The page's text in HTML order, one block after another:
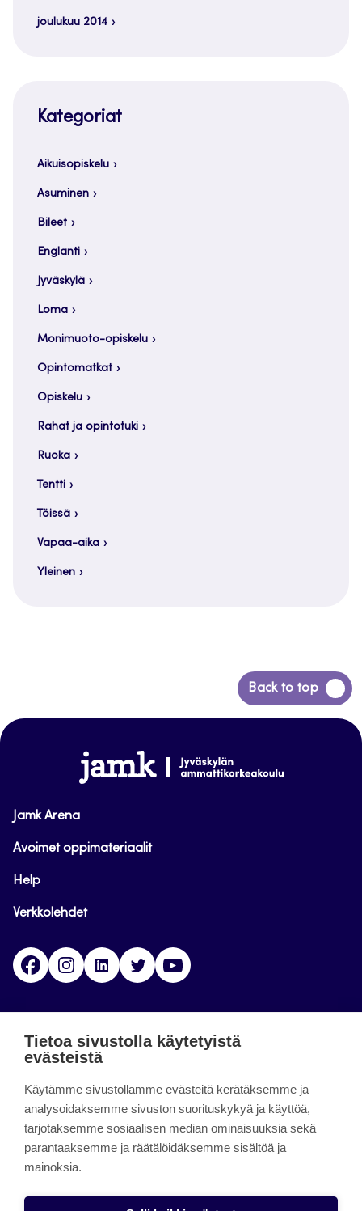
joulukuu 2014
Kategoriat
Aikuisopiskelu
Asuminen
Bileet
Englanti
Jyväskylä
Loma
Monimuoto-opiskelu
Opintomatkat
Opiskelu
Rahat ja opintotuki
Ruoka
Tentti
Töissä
Vapaa-aika
Yleinen
Back to top
Siirry
takaisin
www.jamk.fi
Jamk Arena
Avoimet oppimateriaalit
Help
Verkkolehdet
FacebookInstagramLinkedinTwitter
päättynyt 11.9.2023.
About the site
Käyttöehdot
Tietoa sivustolla käytetyistä
evästeistä
Käytämme sivustollamme evästeitä kerätäksemme ja
analysoidaksemme sivuston suorituskykyä ja käyttöä,
tarjotaksemme sosiaalisen median ominaisuuksia sekä
parantaaksemme ja räätälöidäksemme sisältöä ja
mainoksia.